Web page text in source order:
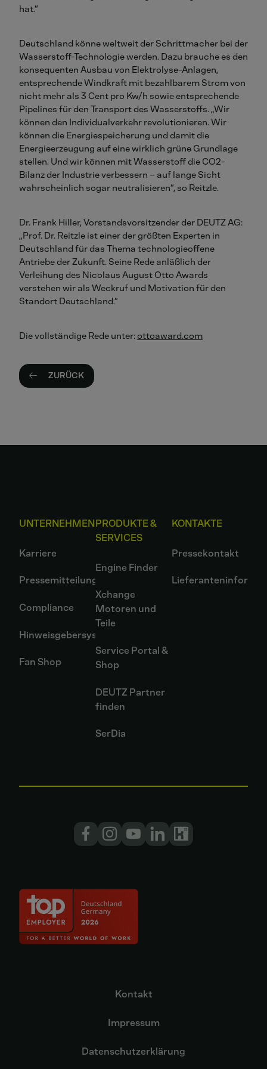
hat.“
Deutschland könne weltweit der Schrittmacher bei der
Wasserstoff-Technologie werden. Dazu brauche es den
konsequenten Ausbau von Elektrolyse-Anlagen,
entsprechende Windkraft mit bezahlbarem Strom von
nicht mehr als 3 Cent pro Kw/h sowie entsprechende
Pipelines für den Transport des Wasserstoffs. „Wir
können den Individualverkehr revolutionieren. Wir
können die Energiespeicherung und damit die
Energieerzeugung auf eine wirklich grüne Grundlage
stellen. Und wir können mit Wasserstoff die CO2-
Bilanz der Industrie verbessern – auf lange Sicht
wahrscheinlich sogar neutralisieren“, so Reitzle.
Dr. Frank Hiller, Vorstandsvorsitzender der DEUTZ AG:
„Prof. Dr. Reitzle ist einer der größten Experten in
Deutschland für das Thema technologieoffene
Antriebe der Zukunft. Seine Rede anläßlich der
Verleihung des Nicolaus August Otto Awards
verstehen wir als Weckruf und Motivation für den
Standort Deutschland.“
Die vollständige Rede unter:ottoaward.com
ZURÜCK
UNTERNEHMEN
Karriere
Pressemitteilungen
Compliance
Hinweisgebersystem
Fan Shop
PRODUKTE &
SERVICES
Engine Finder
Xchange
Motoren und
Teile
Service Portal &
Shop
DEUTZ Partner
finden
SerDia
KONTAKTE
Pressekontakt
Kontakt
Impressum
Datenschutzerklärung